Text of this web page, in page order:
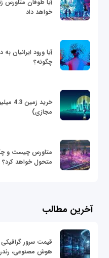
آیا طوفان متاورس
خواهد داد
آیا ورود ایرانیان
چگونه؟
خرید
مجازی)
متاورس چیست و
متحول خواهد کرد؟
آخرین مطالب
هوش مصنوعی،